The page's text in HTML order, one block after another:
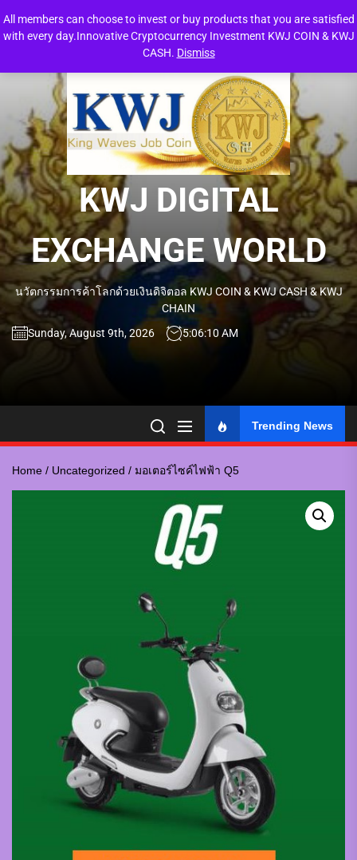
All members can choose to invest or buy products that you are satisfied
with every day.Innovative Cryptocurrency Investment KWJ COIN & KWJ
CASH. Dismiss
to
KWJ DIGITAL
EXCHANGE WORLD
นวัตกรรมการค้าโลกด้วยเงินดิจิตอล KWJ COIN & KWJ CASH & KWJ
CHAIN
Sunday, August 9th, 2026
5:06:11 AM
Trending News
Home / Uncategorized / มอเตอร์ไซค์ไฟฟ้า Q5